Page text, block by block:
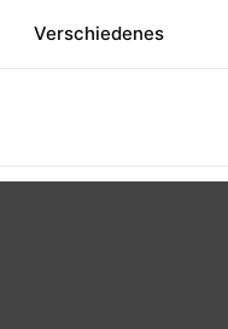
Verschiedenes